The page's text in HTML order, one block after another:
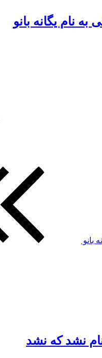
به نام یگانه بانو
بانو
نشد که نشد